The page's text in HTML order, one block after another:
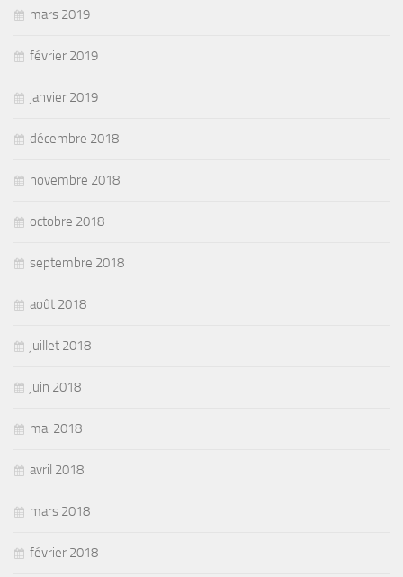
mars 2019
février 2019
janvier 2019
décembre 2018
novembre 2018
octobre 2018
septembre 2018
août 2018
juillet 2018
juin 2018
mai 2018
avril 2018
mars 2018
février 2018